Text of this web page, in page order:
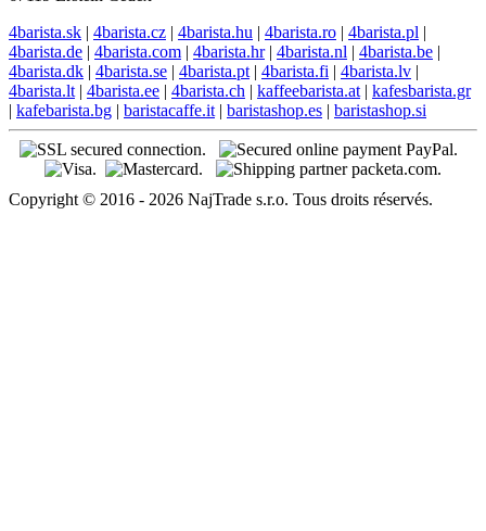
4barista.sk | 4barista.cz | 4barista.hu | 4barista.ro | 4barista.pl |
4barista.de | 4barista.com | 4barista.hr| 4barista.nl | 4barista.be |
4barista.dk | 4barista.se | 4barista.pt | 4barista.fi | 4barista.lv |
4barista.lt | 4barista.ee | 4barista.ch | kaffeebarista.at | kafesbarista.gr
| kafebarista.bg | baristacaffe.it | baristashop.es | baristashop.si
Copyright © 2016 - 2026 NajTrade s.r.o. Tous droits réservés.